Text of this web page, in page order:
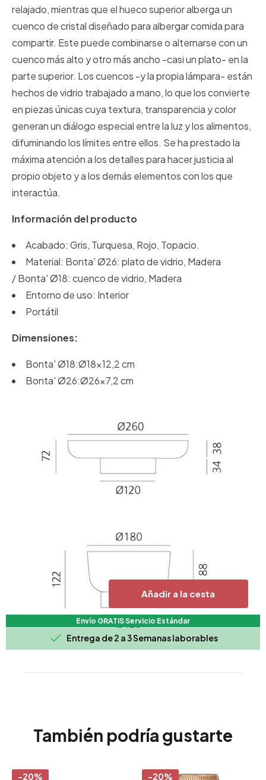
Añadir a la cesta
Envío GRATIS Servicio Estándar
 Entrega de 2 a 3 Semanas laborables
relajado, mientras que el hueco superior alberga un
cuenco de cristal diseñado para albergar comida para
compartir. Este puede combinarse o alternarse con un
cuenco más alto y otro más ancho -casi un plato- en la
parte superior. Los cuencos -y la propia lámpara- están
hechos de vidrio trabajado a mano, lo que los convierte
en piezas únicas cuya textura, transparencia y color
generan un diálogo especial entre la luz y los alimentos,
difuminando los límites entre ellos. Se ha prestado la
máxima atención a los detalles para hacer justicia al
propio objeto y a los demás elementos con los que
interactúa.
Información del producto
Acabado: Gris, Turquesa, Rojo, Topacio.
Material: Bonta' Ø26: plato de vidrio, Madera
/ Bonta' Ø18: cuenco de vidrio, Madera
Entorno de uso: Interior
Portátil
Dimensiones:
Bonta' Ø18:Ø18x12,2 cm
Bonta' Ø26:Ø26x7,2 cm
También podría gustarte
-20% -20%